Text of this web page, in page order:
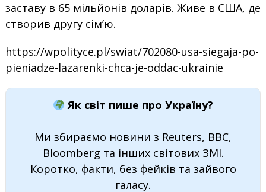
заставу в 65 мільйонів доларів. Живе в США, де
створив другу сім’ю.
https://wpolityce.pl/swiat/702080-usa-siegaja-po-
pieniadze-lazarenki-chca-je-oddac-ukrainie
Як світ пише про Україну?
Ми збираємо новини з Reuters, BBC,
Bloomberg та інших світових ЗМІ.
Коротко, факти, без фейків та зайвого
галасу.